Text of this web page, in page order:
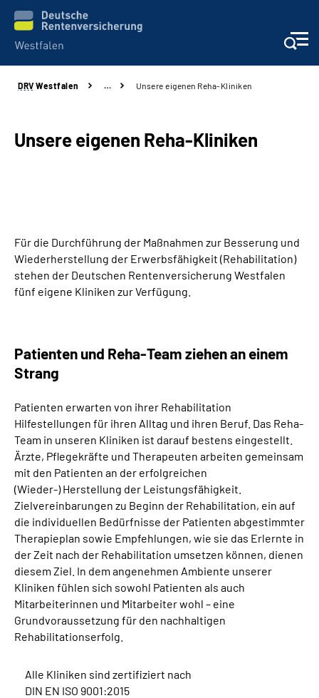
Kontakt und Beratung
Broschüren und mehr
Karriere
Über uns
Inhalte in Gebärdensprache (DGS)
Leichte Sprache
Suche
Mein Kundenportal
DRV Westfalen … Unsere eigenen Reha-Kliniken
Unsere eigenen Reha-Kliniken
Für die Durchführung der Maßnahmen zur Besserung und
Wiederherstellung der Erwerbsfähigkeit (Rehabilitation)
stehen der Deutschen Rentenversicherung Westfalen
fünf eigene Kliniken zur Verfügung.
Patienten und Reha-Team ziehen an einem
Strang
Patienten erwarten von ihrer Rehabilitation
Hilfestellungen für ihren Alltag und ihren Beruf. Das Reha-
Team in unseren Kliniken ist darauf bestens eingestellt.
Ärzte, Pflegekräfte und Therapeuten arbeiten gemeinsam
mit den Patienten an der erfolgreichen
(Wieder-) Herstellung der Leistungsfähigkeit.
Zielvereinbarungen zu Beginn der Rehabilitation, ein auf
die individuellen Bedürfnisse der Patienten abgestimmter
Therapieplan sowie Empfehlungen, wie sie das Erlernte in
der Zeit nach der Rehabilitation umsetzen können, dienen
diesem Ziel. In dem angenehmen Ambiente unserer
Kliniken fühlen sich sowohl Patienten als auch
Mitarbeiterinnen und Mitarbeiter wohl – eine
Grundvoraussetzung für den nachhaltigen
Rehabilitationserfolg.
Alle Kliniken sind zertifiziert nach
DIN EN ISO 9001:2015